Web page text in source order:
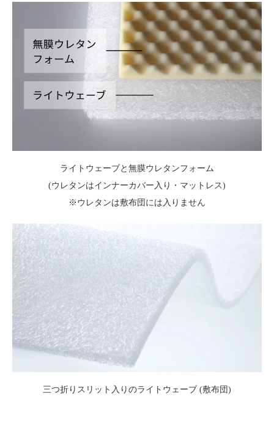
ライトウェーブと無膜ウレタンフォーム
(ウレタンはインナーカバー入り・マットレス)
※ウレタンは敷布団には入りません
三つ折りスリット入りのライトウェーブ (敷布団)